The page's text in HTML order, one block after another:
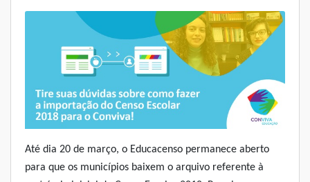
Até dia 20 de março, o Educacenso permanece aberto
para que os municípios baixem o arquivo referente à